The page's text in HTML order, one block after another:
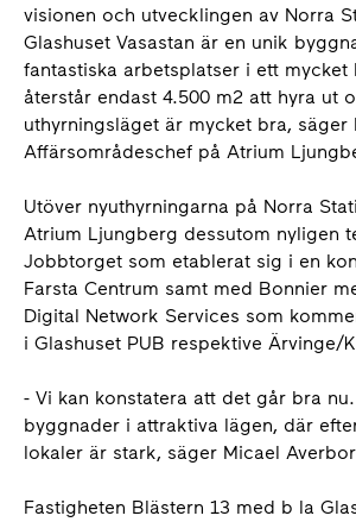
visionen och utvecklingen av Norra
Glashuset Vasastan är en unik
fantastiska arbetsplatser i ett mycket
återstår endast 4.500 m2 att hyra ut
uthyrningsläget är mycket bra, säger
Affärsområdeschef på Atrium
Utöver nyuthyrningarna på Norra
Atrium Ljungberg dessutom nyligen
Jobbtorget som etablerat sig i en
Farsta Centrum samt med Bonnier
Digital Network Services som
i Glashuset PUB respektive Ärvinge/
- Vi kan konstatera att det går bra
byggnader i attraktiva lägen, där
lokaler är stark, säger Micael
Fastigheten Blästern 13 med b la